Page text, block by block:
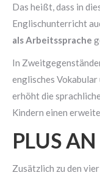
Das heißt, dass in
Englischunterricht
als Arbeitssprache
In
englisches Vokabular
erhöht die
Kindern einen
PLUS
Zusätzlich zu den